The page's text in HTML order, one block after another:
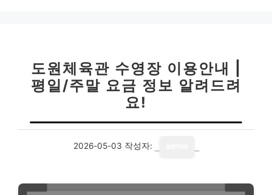
도원체육관 수영장 이용안내 |
평일/주말 요금 정보 알려드려
요!
2026-05-03 작성자: